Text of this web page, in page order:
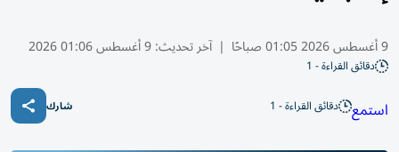
9 أغسطس 2026 01:05 صباحًا | آخر تحديث:9 أغسطس 01:06 2026
دقائق القراءة - 1
استمع دقائق القراءة - 1 شارك